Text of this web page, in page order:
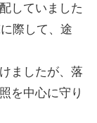
していました
際して、途
ましたが、落
を中心に守り